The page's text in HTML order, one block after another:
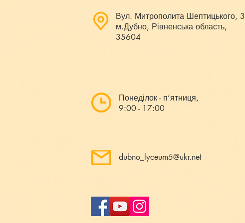
Вул. Митрополита Шептицького, 3
м.Дубно, Рівненська область,
35604
Понеділок - п’ятниця,
9:00 - 17:00
dubno_lyceum5@ukr.net